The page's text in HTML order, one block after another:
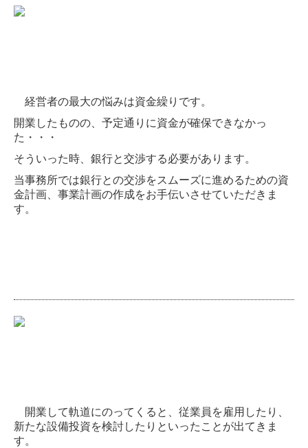
経営者の最大の悩みは資金繰りです。
開業したものの、予定通りに資金が確保できなかっ
た・・・
そういった時、銀行と交渉する必要があります。
当事務所では銀行との交渉をスムーズに進めるための資
金計画、事業計画の作成をお手伝いさせていただきま
す。
開業して軌道にのってくると、従業員を雇用したり、
新たな設備投資を検討したりといったことが出てきま
す。